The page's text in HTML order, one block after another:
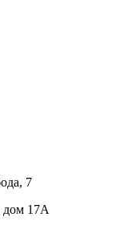
7
дом 17А